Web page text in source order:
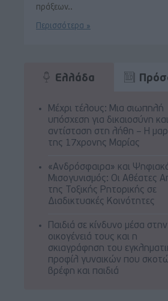
πράξεων..
Περισσότερα »
Ελλάδα
Μέχρι τέλους: Μια σιωπηλή
υπόσχεση για δικαιοσύνη και
αντίσταση στη λήθη – Η
της 17χρονης Μαρίας
«Ανδρόσφαιρα» και
Μισογυνισμός: Οι Αθέατες
της Τοξικής Ρητορικής σε
Διαδικτυακές Κοινότητες
Παιδιά σε κίνδυνο μέσα στην
οικογένειά τους και η
σκιαγράφηση του
προφίλ γυναικών που
βρέφη και παιδιά